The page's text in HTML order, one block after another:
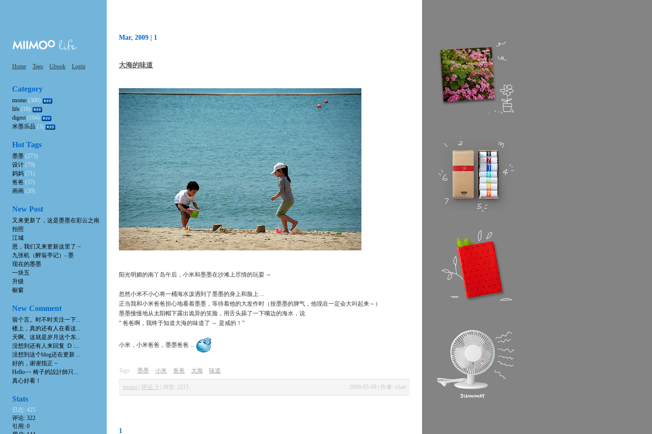
Home Tags Gbook Login
Mar, 2009 | 1
大海的味道
阳光明媚的南丫岛午后，小米和墨墨在沙滩上尽情的玩耍 ～
忽然小米不小心将一桶海水泼洒到了墨墨的身上和脸上 ...
正当我和小米爸爸担心地看着墨墨，等待着他的大发作时（按墨墨的脾气，他现在一定会大叫起来～）
墨墨慢慢地从太阳帽下露出诡异的笑脸，用舌头舔了一下嘴边的海水，说
“ 爸爸啊，我终于知道大海的味道了 ～ 是咸的！”
小米，小米爸爸，墨墨爸爸 ...
Tags: 墨墨 小米 爸爸 大海 味道
2009-03-08 | 作者: e2art
momo 评论: 0 浏览: 2215
1
Category
momo (300)
life (18)
digest(104)
米墨乐品 (3)
Hot Tags
墨墨 (273)
设计 (79)
妈妈 (71)
爸爸 (57)
画画 (20)
New Post
又来更新了，这是墨墨在彩云之南
拍照
江城
恩，我们又来更新这里了 ~
九张机（醉翁亭记）- 墨
现在的墨墨
一块五
升级
橱窗
New Comment
留个言。时不时关注一下...
楼上，真的还有人在看这...
天啊。这就是岁月这个东...
没想到还有人来回复 :D :...
没想到这个blog还在更新 ...
好的，谢谢指正 ~
Hello~~ 椅子的設計師只...
真心好看！
Stats
日志: 425
评论: 322
引用: 0